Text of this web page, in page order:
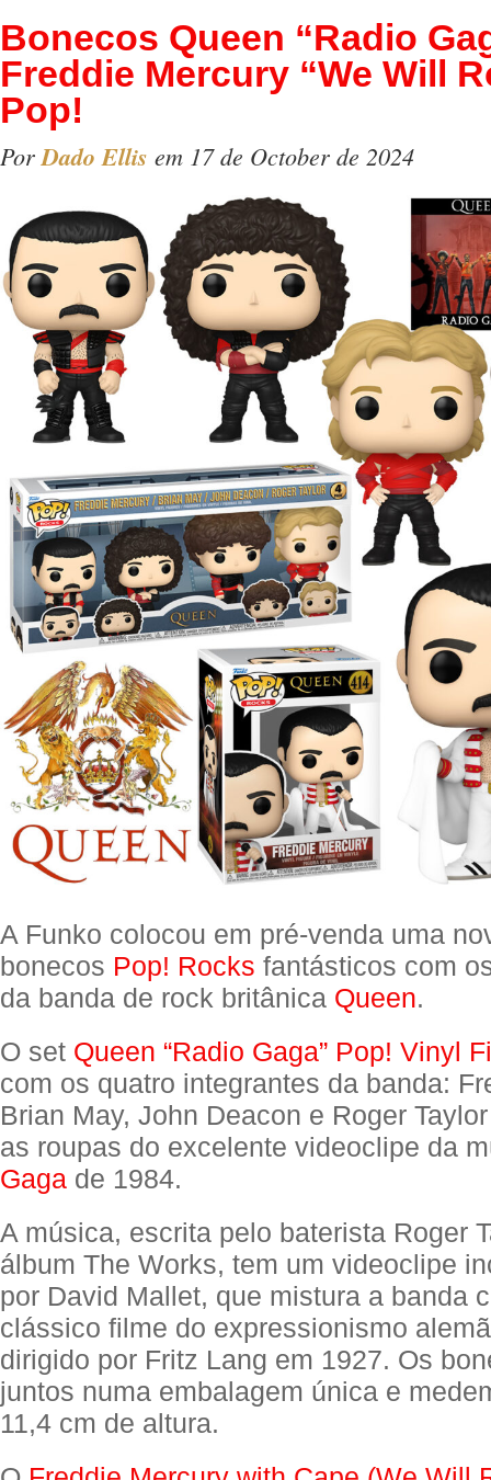
Bonecos Queen “Radio
Freddie Mercury “We Will
Pop!
PorDado Ellis em 17 de October de 2024
A Funko colocou em pré-venda uma
bonecos Pop! Rocks fantásticos com
da banda de rock britânica Queen.
O set Queen “Radio Gaga” Pop! Vinyl
com os quatro integrantes da banda:
Brian May, John Deacon e Roger
as roupas do excelente videoclipe da
Gaga de 1984.
A música, escrita pelo baterista Roger
álbum The Works, tem um videoclipe
por David Mallet, que mistura a banda
clássico filme do expressionismo
dirigido por Fritz Lang em 1927. Os
juntos numa embalagem única e
11,4 cm de altura.